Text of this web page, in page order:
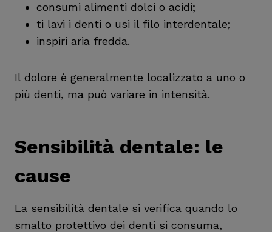
consumi alimenti dolci o acidi;
ti lavi i denti o usi il filo interdentale;
inspiri aria fredda.
Il dolore è generalmente localizzato a uno o
più denti, ma può variare in intensità.
Sensibilità dentale: le
cause
La sensibilità dentale si verifica quando lo
smalto protettivo dei denti si consuma,